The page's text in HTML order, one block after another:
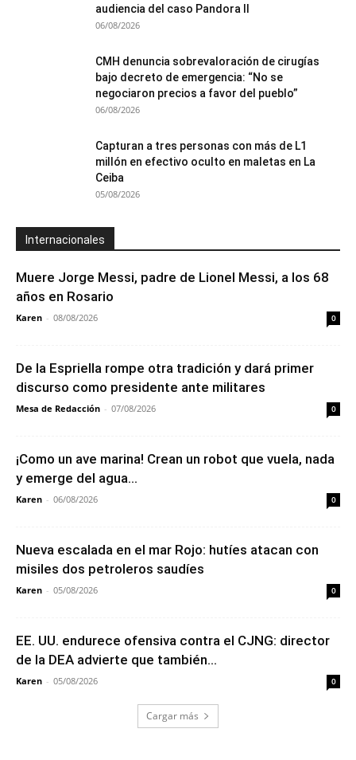
audiencia del caso Pandora II
06/08/2026
CMH denuncia sobrevaloración de cirugías
bajo decreto de emergencia: “No se
negociaron precios a favor del pueblo”
06/08/2026
Capturan a tres personas con más de L1
millón en efectivo oculto en maletas en La
Ceiba
05/08/2026
Internacionales
Muere Jorge Messi, padre de Lionel Messi, a los 68
años en Rosario
Karen - 08/08/2026 0
De la Espriella rompe otra tradición y dará primer
discurso como presidente ante militares
Mesa de Redacción - 07/08/2026 0
¡Como un ave marina! Crean un robot que vuela, nada
y emerge del agua...
Karen - 06/08/2026 0
Nueva escalada en el mar Rojo: hutíes atacan con
misiles dos petroleros saudíes
Karen - 05/08/2026 0
EE. UU. endurece ofensiva contra el CJNG: director
de la DEA advierte que también...
Karen - 05/08/2026 0
Cargar más